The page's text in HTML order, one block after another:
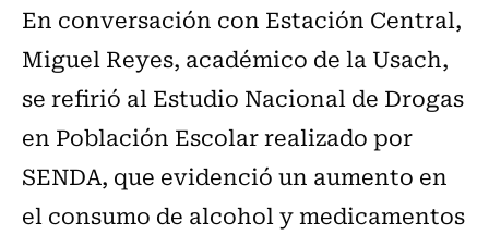
En conversación con Estación Central,
Miguel Reyes, académico de la Usach,
se refirió al Estudio Nacional de Drogas
en Población Escolar realizado por
SENDA, que evidenció un aumento en
el consumo de alcohol y medicamentos